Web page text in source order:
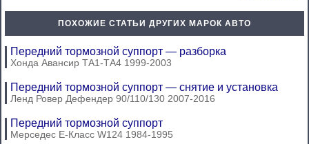
ПОХОЖИЕ СТАТЬИ ДРУГИХ МАРОК АВТО
Передний тормозной суппорт — разборка
Хонда Авансир ТА1-ТА4 1999-2003
Передний тормозной суппорт — снятие и установка
Ленд Ровер Дефендер 90/110/130 2007-2016
Передний тормозной суппорт
Мерседес E-Класс W124 1984-1995